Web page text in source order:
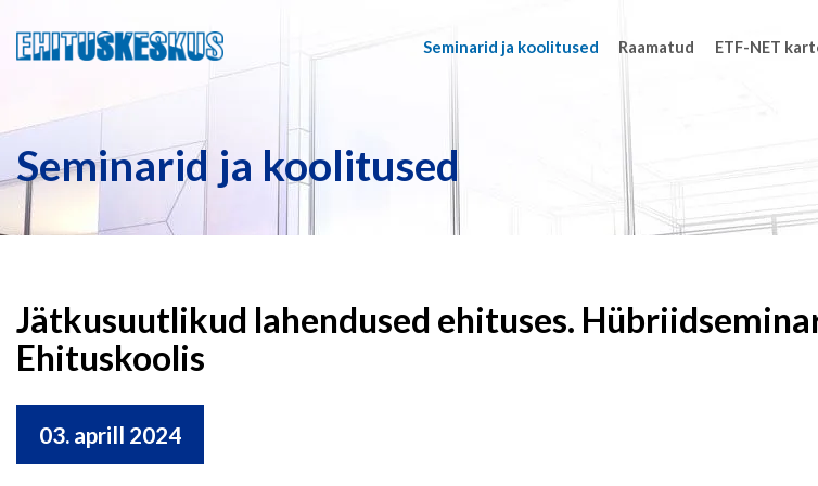
Seminarid ja koolitused Raamatud ETF-NET
Seminarid ja koolitused
Jätkusuutlikud lahendused ehituses.
Ehituskoolis
03. aprill 2024